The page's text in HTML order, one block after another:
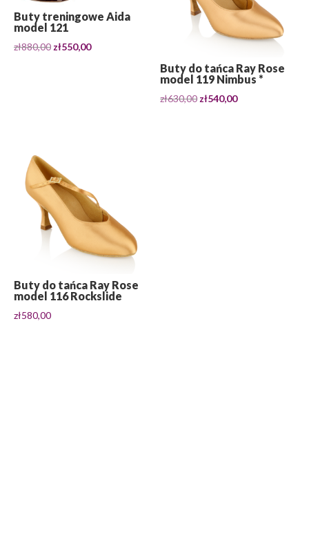
Buty treningowe Aida
model 121
zł880,00 Pierwotna
zł550,00Aktualna
Buty do tańca Ray Rose
model 119 Nimbus *
zł630,00 Pierwotna
zł540,00Aktualna
Buty do tańca Ray Rose
model 116 Rockslide
zł580,00